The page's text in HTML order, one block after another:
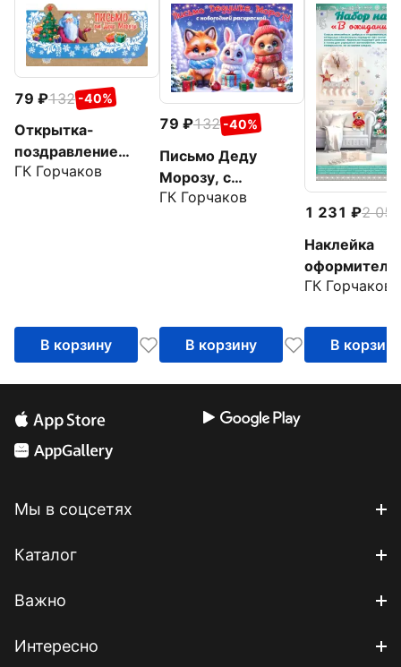
79 132 -40%
Открытка-
поздравление
Письмо Деду
ГК Горчаков
В корзину
79 132 -40%
Письмо Деду
Морозу, с
художественным
ГК Горчаков
В корзину
1 231
2 051
Наклейка
ожидании
ГК Горчаков
В корзину
Мы в соцсетях
Каталог
Важно
Интересно